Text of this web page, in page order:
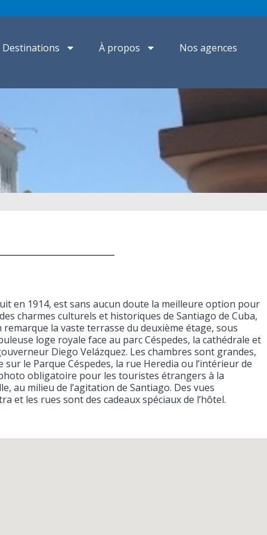
Destinations À propos Nos agences
en 1914, est sans aucun doute la meilleure option pour
charmes culturels et historiques de Santiago de Cuba,
remarque la vaste terrasse du deuxième étage, sous
loge royale face au parc Céspedes, la cathédrale et
Diego Velázquez. Les chambres sont grandes,
le Parque Céspedes, la rue Heredia ou l’intérieur de
obligatoire pour les touristes étrangers à la
au milieu de l’agitation de Santiago. Des vues
et les rues sont des cadeaux spéciaux de l’hôtel.